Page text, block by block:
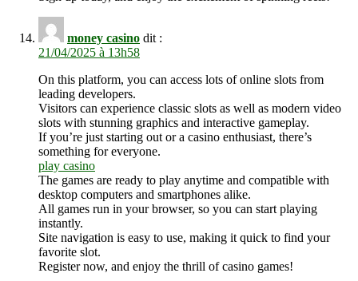
money casino dit :
21/04/2025 à 13h58
On this platform, you can access lots of online slots from
leading developers.
Visitors can experience classic slots as well as modern video
slots with stunning graphics and interactive gameplay.
If you’re just starting out or a casino enthusiast, there’s
something for everyone.
play casino
The games are ready to play anytime and compatible with
desktop computers and smartphones alike.
All games run in your browser, so you can start playing
instantly.
Site navigation is easy to use, making it quick to find your
favorite slot.
Register now, and enjoy the thrill of casino games!